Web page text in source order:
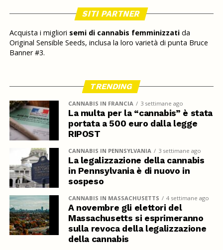
SITI PARTNER
Acquista i migliori semi di cannabis femminizzatida
Original Sensible Seeds, inclusa la loro varietà di punta Bruce
Banner #3.
TRENDING
CANNABIS IN FRANCIA 3 settimane ago
La multa per la “cannabis” è stata
portata a 500 euro dalla legge
RIPOST
CANNABIS IN PENNSYLVANIA 3 settimane ago
La legalizzazione della cannabis
in Pennsylvania è di nuovo in
sospeso
CANNABIS IN MASSACHUSETTS 4 settimane ago
A novembre gli elettori del
Massachusetts si esprimeranno
sulla revoca della legalizzazione
della cannabis